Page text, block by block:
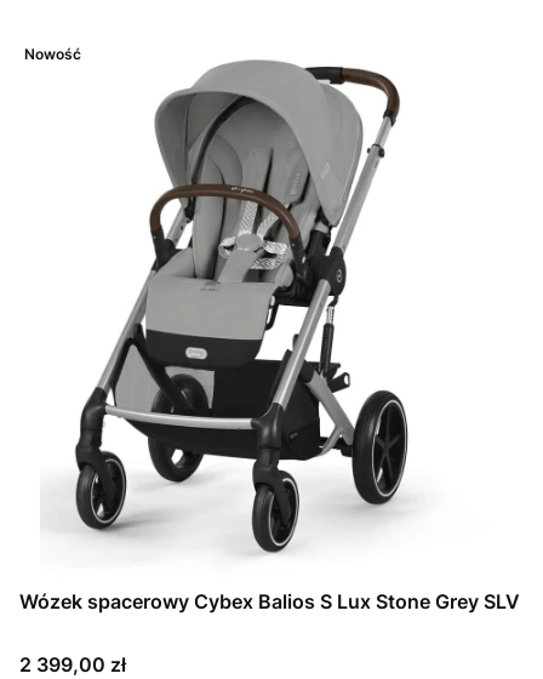
Nowość
Wózek spacerowy Cybex Balios S Lux Stone Grey SLV
Cena
2 399,00 zł